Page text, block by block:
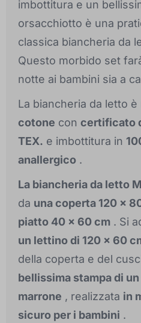
imbottitura e un
orsacchiotto è una
classica biancheria da
Questo morbido set
notte ai bambini sia a
La biancheria da letto è
cotone con certificato
TEX. e imbottitura in
anallergico .
La biancheria da letto
da una coperta 120 x
piatto 40 x 60 cm . Si
un lettino di 120 x 60
della coperta e del
bellissima stampa di
marrone , realizzata in
sicuro per i bambini .